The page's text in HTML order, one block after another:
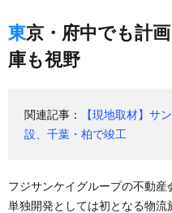
東京・府中でも計画、将来は冷凍・冷蔵倉
庫も視野
関連記事：
【現地取材】サ
設、千葉・柏で竣工
フジサンケイグループの不動
単独開発としては初となる物